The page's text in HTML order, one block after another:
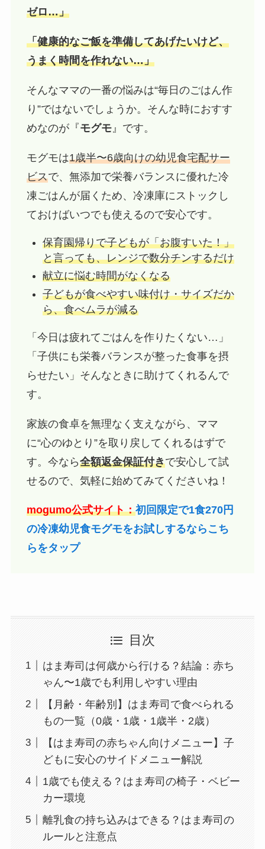
ゼロ…」
「健康的なご飯を準備してあげたいけど、
うまく時間を作れない…」
そんなママの一番の悩みは“毎日のごはん作
り”ではないでしょうか。そんな時におすす
めなのが『モグモ』です。
モグモは1歳半〜6歳向けの幼児食宅配サー
ビスで、無添加で栄養バランスに優れた冷
凍ごはんが届くため、冷凍庫にストックし
ておけばいつでも使えるので安心です。
保育園帰りで子どもが「お腹すいた！」
と言っても、レンジで数分チンするだけ
献立に悩む時間がなくなる
子どもが食べやすい味付け・サイズだか
ら、食べムラが減る
「今日は疲れてごはんを作りたくない…」
「子供にも栄養バランスが整った食事を摂
らせたい」そんなときに助けてくれるんで
す。
家族の食卓を無理なく支えながら、ママ
に“心のゆとり”を取り戻してくれるはずで
す。今なら全額返金保証付きで安心して試
せるので、気軽に始めてみてくださいね！
mogumo公式サイト：初回限定で1食270円
の冷凍幼児食モグモをお試しするならこち
らをタップ
目次
はま寿司は何歳から行ける？結論：赤ち
ゃん〜1歳でも利用しやすい理由
【月齢・年齢別】はま寿司で食べられる
もの一覧（0歳・1歳・1歳半・2歳）
【はま寿司の赤ちゃん向けメニュー】子
どもに安心のサイドメニュー解説
1歳でも使える？はま寿司の椅子・ベビー
カー環境
離乳食の持ち込みはできる？はま寿司の
ルールと注意点